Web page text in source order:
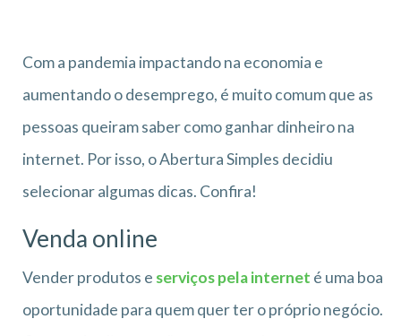
Com a pandemia impactando na economia e
aumentando o desemprego, é muito comum que as
pessoas queiram saber como ganhar dinheiro na
internet. Por isso, o Abertura Simples decidiu
selecionar algumas dicas. Confira!
Venda online
Vender produtos e serviços pela internet é uma boa
oportunidade para quem quer ter o próprio negócio.